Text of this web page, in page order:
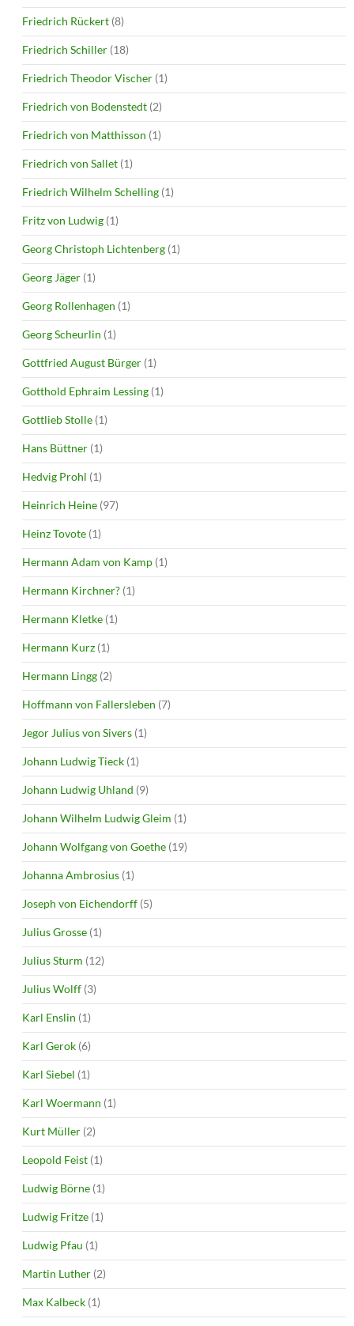
Friedrich Rückert (8)
Friedrich Schiller (18)
Friedrich Theodor Vischer (1)
Friedrich von Bodenstedt (2)
Friedrich von Matthisson (1)
Friedrich von Sallet (1)
Friedrich Wilhelm Schelling (1)
Fritz von Ludwig (1)
Georg Christoph Lichtenberg (1)
Georg Jäger (1)
Georg Rollenhagen (1)
Georg Scheurlin (1)
Gottfried August Bürger (1)
Gotthold Ephraim Lessing (1)
Gottlieb Stolle (1)
Hans Büttner (1)
Hedvig Prohl (1)
Heinrich Heine (97)
Heinz Tovote (1)
Hermann Adam von Kamp (1)
Hermann Kirchner? (1)
Hermann Kletke (1)
Hermann Kurz (1)
Hermann Lingg (2)
Hoffmann von Fallersleben (7)
Jegor Julius von Sivers (1)
Johann Ludwig Tieck (1)
Johann Ludwig Uhland (9)
Johann Wilhelm Ludwig Gleim (1)
Johann Wolfgang von Goethe (19)
Johanna Ambrosius (1)
Joseph von Eichendorff (5)
Julius Grosse (1)
Julius Sturm (12)
Julius Wolff (3)
Karl Enslin (1)
Karl Gerok (6)
Karl Siebel (1)
Karl Woermann (1)
Kurt Müller (2)
Leopold Feist (1)
Ludwig Börne (1)
Ludwig Fritze (1)
Ludwig Pfau (1)
Martin Luther (2)
Max Kalbeck (1)